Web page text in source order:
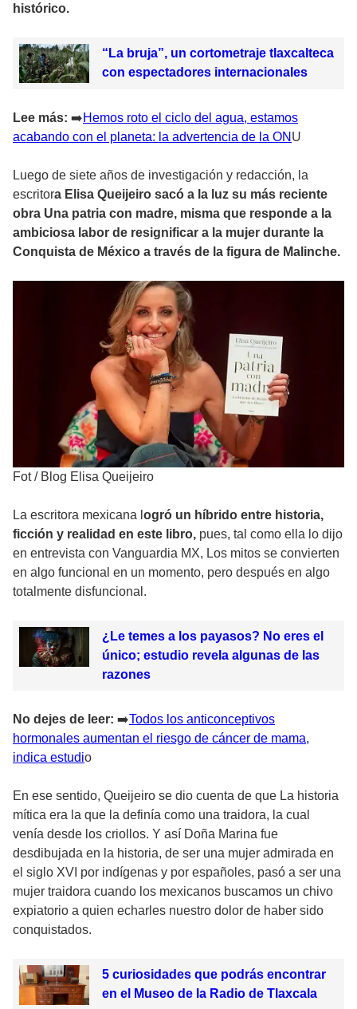
histórico.
“La bruja”, un cortometraje tlaxcalteca
con espectadores internacionales
Lee más: ➡️Hemos roto el ciclo del agua, estamos
acabando con el planeta: la advertencia de la ON U
Luego de siete años de investigación y redacción, la
escritora Elisa Queijeiro sacó a la luz su más reciente
obra Una patria con madre, misma que responde a la
ambiciosa labor de resignificar a la mujer durante la
Conquista de México a través de la figura de Malinche.
Fot/ Blog Elisa Queijeiro
La escritora mexicana l ogró un híbrido entre historia,
ficción y realidad en este libro, pues, tal como ella lo dijo
en entrevista con Vanguardia MX, Los mitos se convierten
en algo funcional en un momento, pero después en algo
totalmente disfuncional.
¿Le temes a los payasos? No eres el
único; estudio revela algunas de las
razones
No dejes de leer: ➡️Todos los anticonceptivos
hormonales aumentan el riesgo de cáncer de mama,
indica estudio
En ese sentido, Queijeiro se dio cuenta de que La historia
mítica era la que la definía como una traidora, la cual
venía desde los criollos. Y así Doña Marina fue
desdibujada en la historia, de ser una mujer admirada en
el siglo XVI por indígenas y por españoles, pasó a ser una
mujer traidora cuando los mexicanos buscamos un chivo
expiatorio a quien echarles nuestro dolor de haber sido
conquistados.
5 curiosidades que podrás encontrar
en el Museo de la Radio de Tlaxcala